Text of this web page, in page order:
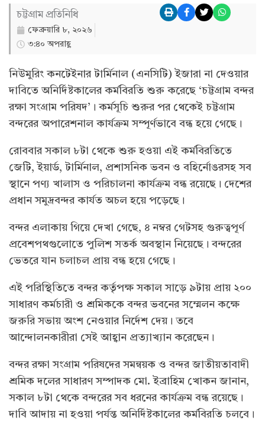
চট্টগ্রাম প্রতিনিধি
ফেব্রুয়ারি ৮, ২০২৬
৩:৪০ অপরাহ্ণ
নিউমুরিং কনটেইনার টার্মিনাল (এনসিটি) ইজারা না দেওয়ার
দাবিতে অনির্দিষ্টকালের কর্মবিরতি শুরু করেছে ‘চট্টগ্রাম বন্দর
রক্ষা সংগ্রাম পরিষদ’। কর্মসূচি শুরুর পর থেকেই চট্টগ্রাম
বন্দরের অপারেশনাল কার্যক্রম সম্পূর্ণভাবে বন্ধ হয়ে গেছে।
রোববার সকাল ৮টা থেকে শুরু হওয়া এই কর্মবিরতিতে
জেটি, ইয়ার্ড, টার্মিনাল, প্রশাসনিক ভবন ও বহির্নোঙরসহ সব
স্থানে পণ্য খালাস ও পরিচালনা কার্যক্রম বন্ধ রয়েছে। দেশের
প্রধান সমুদ্রবন্দর কার্যত অচল হয়ে পড়েছে।
বন্দর এলাকায় গিয়ে দেখা গেছে, ৪ নম্বর গেটসহ গুরুত্বপূর্ণ
প্রবেশপথগুলোতে পুলিশ সতর্ক অবস্থান নিয়েছে। বন্দরের
ভেতরে যান চলাচল প্রায় বন্ধ হয়ে গেছে।
এই পরিস্থিতিতে বন্দর কর্তৃপক্ষ সকাল সাড়ে ৯টায় প্রায় ২০০
সাধারণ কর্মচারী ও শ্রমিককে বন্দর ভবনের সম্মেলন কক্ষে
জরুরি সভায় অংশ নেওয়ার নির্দেশ দেয়। তবে
আন্দোলনকারীরা সেই আহ্বান প্রত্যাখ্যান করেছেন।
বন্দর রক্ষা সংগ্রাম পরিষদের সমন্বয়ক ও বন্দর জাতীয়তাবাদী
শ্রমিক দলের সাধারণ সম্পাদক মো. ইব্রাহিম খোকন জানান,
সকাল ৮টা থেকে বন্দরের সব ধরনের কার্যক্রম বন্ধ রয়েছে।
দাবি আদায় না হওয়া পর্যন্ত অনির্দিষ্টকালের কর্মবিরতি চলবে।